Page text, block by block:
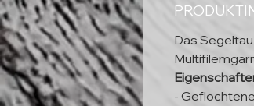
Das
-